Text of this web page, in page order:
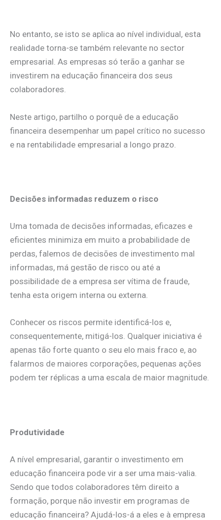
No entanto, se isto se aplica ao nível individual, esta
realidade torna-se também relevante no sector
empresarial. As empresas só terão a ganhar se
investirem na educação financeira dos seus
colaboradores.
Neste artigo, partilho o porquê de a educação
financeira desempenhar um papel crítico no sucesso
e na rentabilidade empresarial a longo prazo.
Decisões informadas reduzem o risco
Uma tomada de decisões informadas, eficazes e
eficientes minimiza em muito a probabilidade de
perdas, falemos de decisões de investimento mal
informadas, má gestão de risco ou até a
possibilidade de a empresa ser vítima de fraude,
tenha esta origem interna ou externa.
Conhecer os riscos permite identificá-los e,
consequentemente, mitigá-los. Qualquer iniciativa é
apenas tão forte quanto o seu elo mais fraco e, ao
falarmos de maiores corporações, pequenas ações
podem ter réplicas a uma escala de maior magnitude.
Produtividade
A nível empresarial, garantir o investimento em
educação financeira pode vir a ser uma mais-valia.
Sendo que todos colaboradores têm direito a
formação, porque não investir em programas de
educação financeira? Ajudá-los-á a eles e à empresa